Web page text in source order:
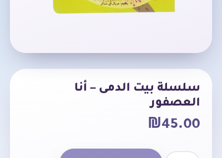
سلسلة بيت الدمى – أنا
العصفور
₪45.00